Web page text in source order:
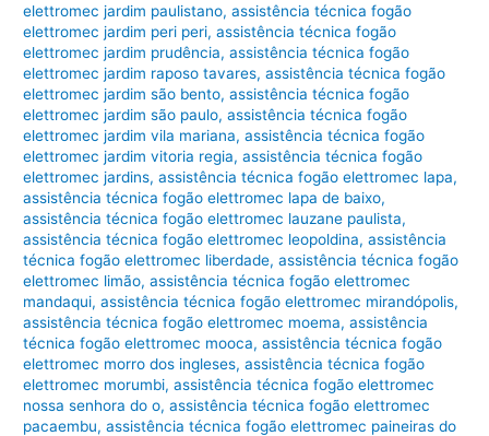
elettromec jardim paulistano,assistência técnica fogão
elettromec jardim peri peri,assistência técnica fogão
elettromec jardim prudência,assistência técnica fogão
elettromec jardim raposo tavares,assistência técnica fogão
elettromec jardim são bento,assistência técnica fogão
elettromec jardim são paulo,assistência técnica fogão
elettromec jardim vila mariana,assistência técnica fogão
elettromec jardim vitoria regia,assistência técnica fogão
elettromec jardins,assistência técnica fogão elettromec lapa,
assistência técnica fogão elettromec lapa de baixo,
assistência técnica fogão elettromec lauzane paulista,
assistência técnica fogão elettromec leopoldina,assistência
técnica fogão elettromec liberdade,assistência técnica fogão
elettromec limão,assistência técnica fogão elettromec
mandaqui,assistência técnica fogão elettromec mirandópolis,
assistência técnica fogão elettromec moema,assistência
técnica fogão elettromec mooca,assistência técnica fogão
elettromec morro dos ingleses,assistência técnica fogão
elettromec morumbi,assistência técnica fogão elettromec
nossa senhora do o,assistência técnica fogão elettromec
pacaembu,assistência técnica fogão elettromec paineiras do